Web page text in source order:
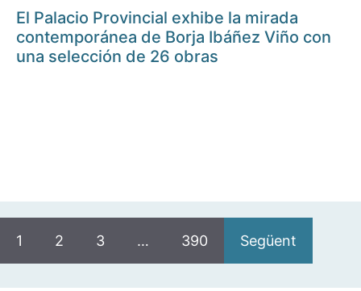
El Palacio Provincial exhibe la mirada
contemporánea de Borja Ibáñez Viño con
una selección de 26 obras
1 2 3 … 390 Següent